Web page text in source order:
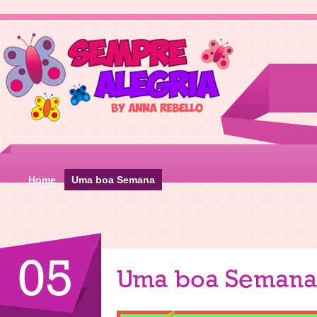
Home Uma boa Semana
05 Uma boa Semana